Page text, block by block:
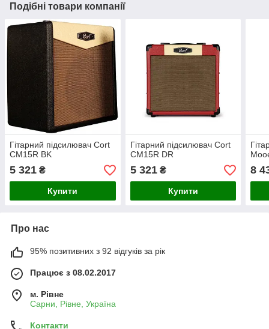
Подібні товари компанії
Гітарний підсилювач Cort
CM15R BK
5 321 ₴
Купити
Гітарний підсилювач Cort
CM15R DR
5 321₴
Купити
8
Про нас
95% позитивних з 92 відгуків за рік
Працює з 08.02.2017
м. Рівне
Сарни, Рівне, Україна
Контакти